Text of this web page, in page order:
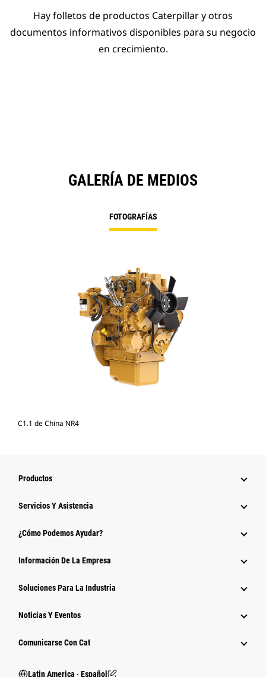
Hay folletos de productos Caterpillar y otros
documentos informativos disponibles para su negocio
en crecimiento.
GALERÍA DE MEDIOS
FOTOGRAFÍAS
C1.1 de China NR4
Productos
Servicios Y Asistencia
¿Cómo Podemos Ayudar?
Información De La Empresa
Soluciones Para La Industria
Noticias Y Eventos
Comunicarse Con Cat
Latin America ‧ Español